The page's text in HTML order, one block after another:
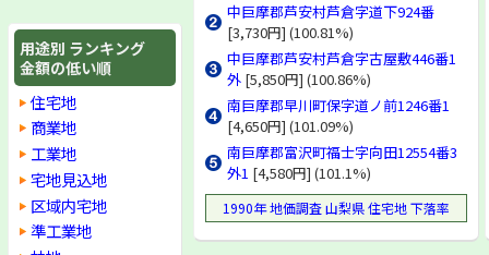
中巨摩郡芦安村芦倉字道下924番
[3,730円] (100.81%)
中巨摩郡芦安村芦倉字古屋敷446番1
外 [5,850円] (100.86%)
南巨摩郡早川町保字道ノ前1246番1
[4,650円] (101.09%)
南巨摩郡富沢町福士字向田12554番3
外1 [4,580円] (101.1%)
1990年 地価調査 山梨県 住宅地 下落率
用途別 ランキング
金額の低い順
住宅地
商業地
工業地
宅地見込地
区域内宅地
準工業地